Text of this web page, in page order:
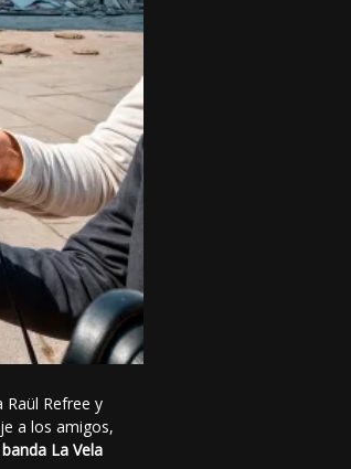
Refree y
a los amigos,
La Vela